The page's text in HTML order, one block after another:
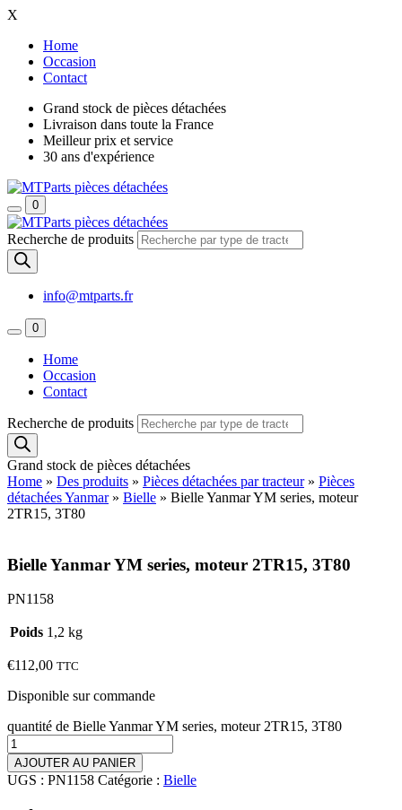
X
Home
Occasion
Contact
Grand stock de pièces détachées
Livraison dans toute la France
Meilleur prix et service
30 ans d'expérience
0
Recherche de produits
info@mtparts.fr
0
Home
Occasion
Contact
Recherche de produits
Grand stock de pièces détachées
Home » Des produits » Pièces détachées par tracteur» Pièces
détachées Yanmar» Bielle » Bielle Yanmar YM series, moteur
2TR15, 3T80
Bielle Yanmar YM series, moteur 2TR15, 3T80
PN1158
Poids 1,2 kg
€112,00 TTC
Disponible sur commande
quantité de Bielle Yanmar YM series, moteur 2TR15, 3T80
AJOUTER AU PANIER
UGS : PN1158 Catégorie : Bielle